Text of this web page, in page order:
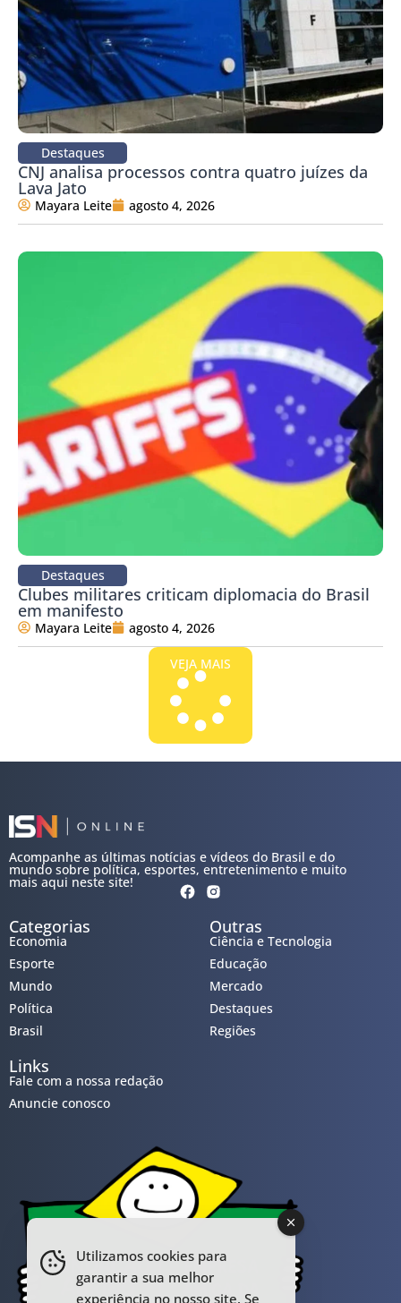
Destaques
CNJ analisa processos contra quatro juízes da
Lava Jato
Mayara Leite agosto 4, 2026
Destaques
Clubes militares criticam diplomacia do Brasil
em manifesto
Mayara Leite agosto 4, 2026
VEJA MAIS
Acompanhe as últimas notícias e vídeos do Brasil e do
mundo sobre política, esportes, entretenimento e muito
mais aqui neste site!
Categorias
Economia
Esporte
Mundo
Política
Brasil
Outras
Ciência e Tecnologia
Educação
Mercado
Destaques
Regiões
Links
Fale com a nossa redação
Anuncie conosco
Utilizamos cookies para
garantir a sua melhor
experiência no nosso site. Se